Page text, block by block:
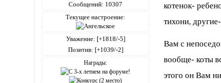
Сообщений: 10307
Текущее настроение:
Уважение: [+1818/-5]
Позитив: [+1039/-2]
Награды:
котенок-
тихони,
Вам с
вообще- коты
этого он Вам